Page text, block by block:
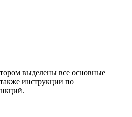
выделены все основные
инструкции по